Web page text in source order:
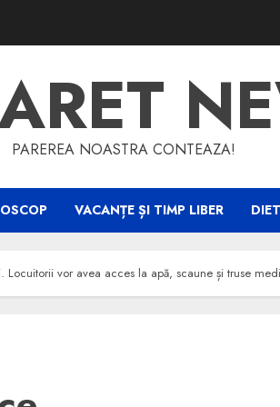
PAREREA NOASTRA CONTEAZA!
VACANȚE ȘI TIMP LIBER
vor avea acces la apă, scaune și truse